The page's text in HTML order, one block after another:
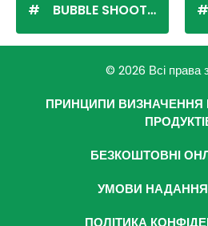
BUBBLE SHOOTER
© 2026 Всі права
ПРИНЦИПИ ВИЗНАЧЕННЯ
БЕЗКОШТОВНІ
УМОВИ
ПОЛІТИКА